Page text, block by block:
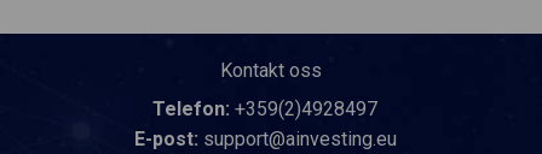
Kontakt oss
Telefon: +359(2)4928497
E-post: support@ainvesting.eu